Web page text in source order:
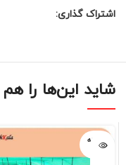
اشتراک گذاری:
شاید این‌ها را
فروخته
شده